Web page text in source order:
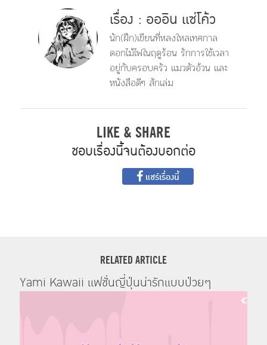
เรื่อง : อออิน แซ่โค้ว
นัก(ฝึก)​เขียนที่หลงใหลเทศกาล
ดอกไม้ไฟในฤดูร้อน รักการใช้เวลา
อยู่กับครอบครัว แมวตัวอ้วน และ
หนังสือดีๆ สักเล่ม
LIKE & SHARE
ชอบเรื่องนี้จนต้องบอกต่อ
แชร์เรื่องนี้
RELATED ARTICLE
Yami Kawaii แฟชั่นญี่ปุ่นน่ารักแบบป่วยๆ